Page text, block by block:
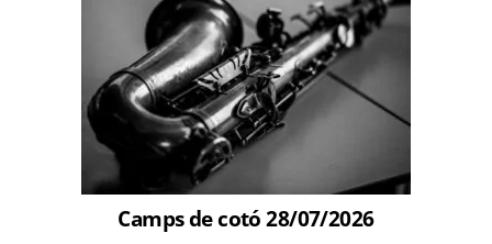
Camps de cotó 28/07/2026